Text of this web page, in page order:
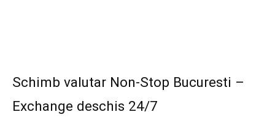
Schimb valutar Non-Stop Bucuresti –
Exchange deschis 24/7